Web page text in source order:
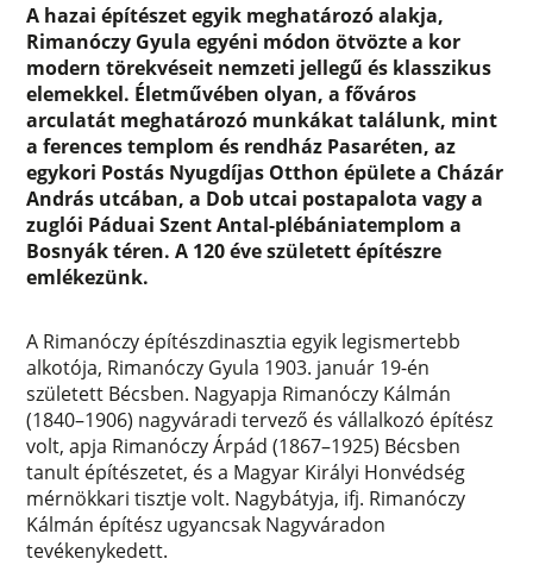
A hazai építészet egyik meghatározó alakja,
Rimanóczy Gyula egyéni módon ötvözte a kor
modern törekvéseit nemzeti jellegű és klasszikus
elemekkel. Életművében olyan, a főváros
arculatát meghatározó munkákat találunk, mint
a ferences templom és rendház Pasaréten, az
egykori Postás Nyugdíjas Otthon épülete a Cházár
András utcában, a Dob utcai postapalota vagy a
zuglói Páduai Szent Antal-plébániatemplom a
Bosnyák téren. A 120 éve született építészre
emlékezünk.
A Rimanóczy építészdinasztia egyik legismertebb
alkotója, Rimanóczy Gyula 1903. január 19-én
született Bécsben. Nagyapja Rimanóczy Kálmán
(1840–1906) nagyváradi tervező és vállalkozó építész
volt, apja Rimanóczy Árpád (1867–1925) Bécsben
tanult építészetet, és a Magyar Királyi Honvédség
mérnökkari tisztje volt. Nagybátyja, ifj. Rimanóczy
Kálmán építész ugyancsak Nagyváradon
tevékenykedett.